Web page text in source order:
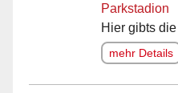
Parkstadion
Hier gibts die
mehr Details